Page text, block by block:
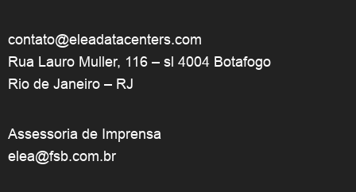
contato@eleadatacenters.com
Rua Lauro Muller, 116 – sl 4004 Botafogo
Rio de Janeiro – RJ
Assessoria de Imprensa
elea@fsb.com.br